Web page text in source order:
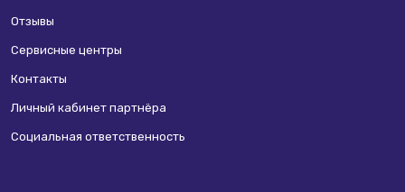
Отзывы
Сервисные центры
Контакты
Личный кабинет партнёра
Социальная ответственность